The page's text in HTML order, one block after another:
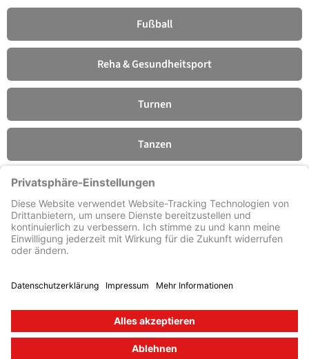
Fußball
Reha & Gesundheitsport
Turnen
Tanzen
Fitness
Förderverein
© Turn- und Sportverein 1909e. V. Lengfeld
DatenschutzDatenschutzeinstellungen